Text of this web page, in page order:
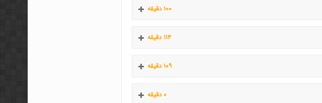
۱۰۰ دقیقه
۱۱۴ دقیقه
۱۰۹ دقیقه
۰ دقیقه